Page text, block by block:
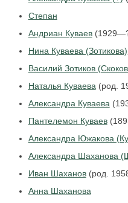
Степан
Андриан Куваев
Нина Куваева (Зотикова)
Василий Зотиков
Наталья Куваева(род.
Александра Куваева
Пантелемон Куваев
Александра Южакова
Александра Шаханова
Иван Шаханов(род.
Анна Шаханова